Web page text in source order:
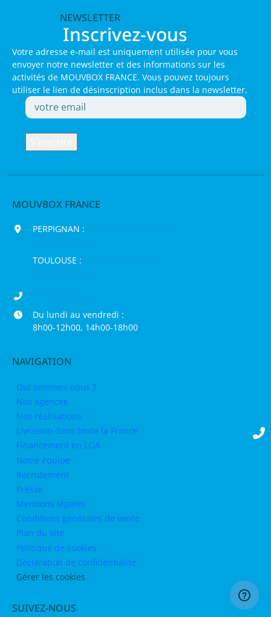
NEWSLETTER
Inscrivez-vous
Votre adresse e-mail est uniquement utilisée pour vous
envoyer notre newsletter et des informations sur les
activités de MOUVBOX FRANCE. Vous pouvez toujours
utiliser le lien de désinscription inclus dans la newsletter.
MOUVBOX FRANCE
PERPIGNAN :
TOULOUSE :
Du lundi au vendredi :
8h00-12h00, 14h00-18h00
NAVIGATION
Qui sommes-nous ?
Nos agences
Nos réalisations
Livraison dans toute la France
Financement en LOA
Notre équipe
Recrutement
Presse
Mentions légales
Conditions générales de vente
Plan du site
Politique de cookies
Déclaration de confidentialité
Gérer les cookies
SUIVEZ-NOUS